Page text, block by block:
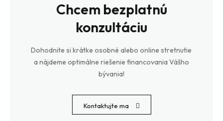
Chcem bezplatnú
konzultáciu
Dohodnite si krátke osobné alebo online stretnutie
a nájdeme optimálne riešenie financovania Vášho
bývania!
Kontaktujte ma